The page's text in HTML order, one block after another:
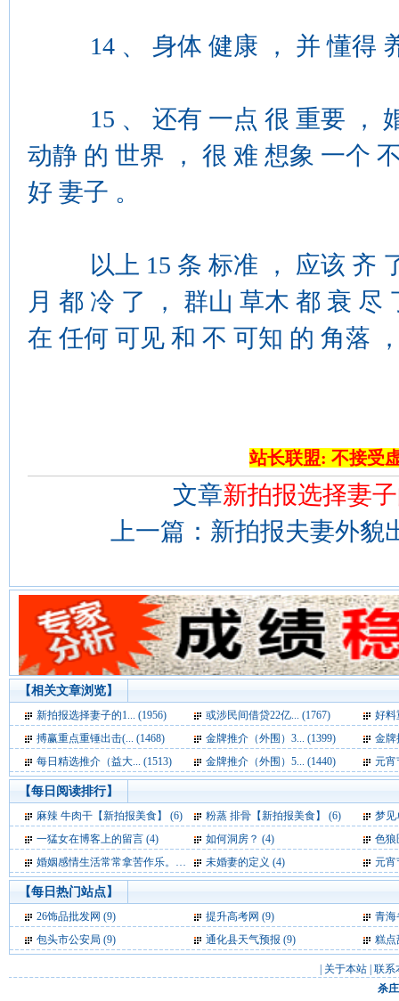
14 、 身体 健康 ， 并 懂得
15 、 还有 一点 很 重要 ， 婚
动静 的 世界 ， 很 难 想象 一个
好 妻子 。
以上 15 条 标准 ， 应该 齐 了
月 都 冷 了 ， 群山 草木 都 衰 尽
在 任何 可见 和 不 可知 的 角落
站长联盟: 不接受
文章新拍报选择妻
上一篇： 新拍报夫妻外貌
【相关文章浏览】
新拍报选择妻子的1... (1956) 或涉民间借贷22亿... (1767)
好料
搏赢重点重锤出击(... (1468)
金牌推介（外围）3... (1399)
金牌
每日精选推介（益大... (1513)
金牌推介（外围）5... (1440) 元宵
【每日阅读排行】
麻辣 牛肉干【新拍报美食】 (6) 粉蒸 排骨【新拍报美食】 (6)
梦见单峰
一猛女在博客上的留言 (4)
如何洞房？ (4)
色狼
婚姻感情生活常常拿苦作乐。 (4)
未婚妻的定义 (4) 元宵节祝
【每日热门站点】
26饰品批发网 (9) 提升高考网 (9)
青海
包头市公安局 (9) 通化县天气预报 (9) 糕点
关于本站 联系
杀